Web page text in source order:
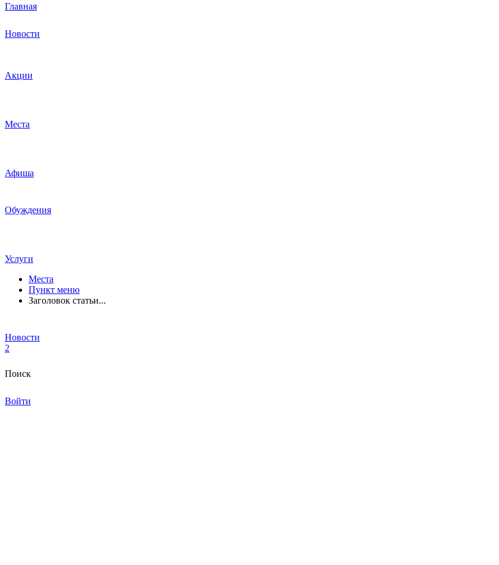
Главная
Новости
Акции
Места
Афиша
Обуждения
Услуги
Места
Пункт меню
Заголовок статьи...
Новости
2
Поиск
Войти